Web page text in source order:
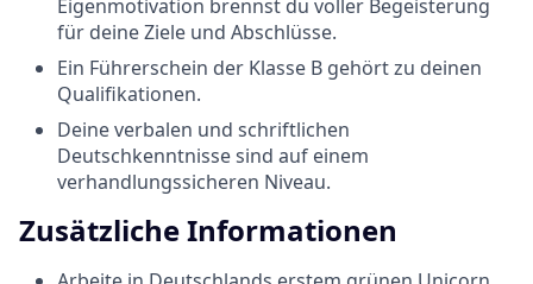
Eigenmotivation brennst du voller Begeisterung
für deine Ziele und Abschlüsse.
Ein Führerschein der Klasse B gehört zu deinen
Qualifikationen.
Deine verbalen und schriftlichen
Deutschkenntnisse sind auf einem
verhandlungssicheren Niveau.
Zusätzliche Informationen